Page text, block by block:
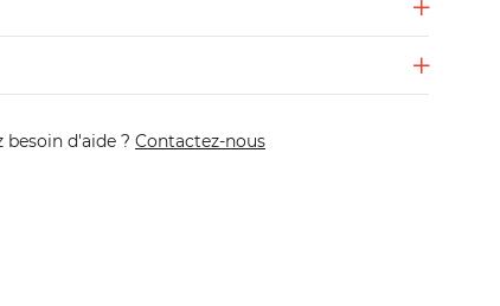
besoin d'aide ? Contactez-nous